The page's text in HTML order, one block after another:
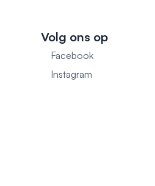
Volg ons op
Facebook
Instagram